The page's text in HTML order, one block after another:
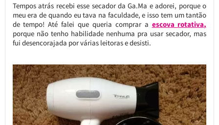
Tempos atrás recebi esse secador da Ga.Ma e adorei, porque o
meu era de quando eu tava na faculdade, e isso tem um tantão
de tempo! Até falei que queria comprar a escova rotativa,
porque não tenho habilidade nenhuma pra usar secador, mas
fui desencorajada por várias leitoras e desisti.